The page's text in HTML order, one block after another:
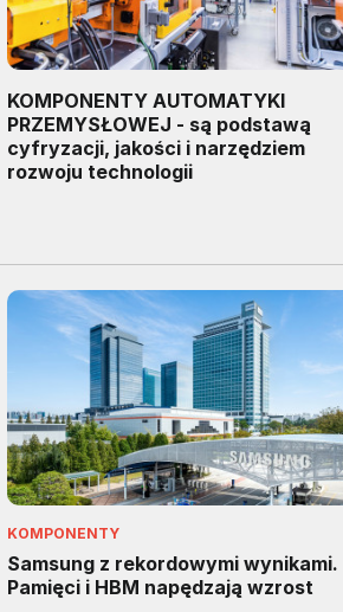
KOMPONENTY AUTOMATYKI
PRZEMYSŁOWEJ - są podstawą
cyfryzacji, jakości i narzędziem
rozwoju technologii
KOMPONENTY
Samsung z rekordowymi wynikami.
Pamięci i HBM napędzają wzrost